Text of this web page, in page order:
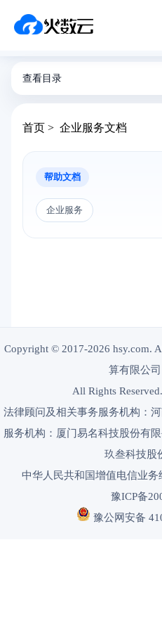
查看目录
首页 > 企业服务文档
帮助文档
企业服务
Copyright © 2017-2026 hsy.com.
算有限公
All Rights
法律顾问及相关事务服务机构：
服务机构：厦门易名科技股份有
玖叁科技股
中华人民共和国增值电信业务
豫ICP备
豫公网安备